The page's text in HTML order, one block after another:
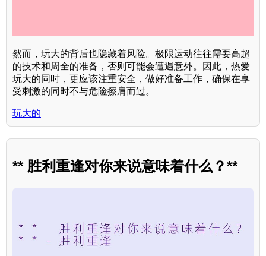
然而，玩大的背后也隐藏着风险。极限运动往往需要高超
的技术和周全的准备，否则可能会遭遇意外。因此，热爱
玩大的同时，更应该注重安全，做好准备工作，确保在享
受刺激的同时不与危险擦肩而过。
玩大的
** 胜利重逢对你来说意味着什么？**